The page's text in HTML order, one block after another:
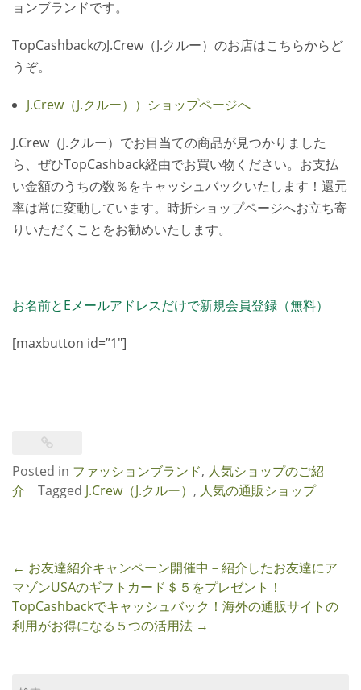
ョンブランドです。
TopCashbackのJ.Crew（J.クルー）のお店はこちらからど
うぞ。
J.Crew（J.クルー））ショップページへ
J.Crew（J.クルー）でお目当ての商品が見つかりました
ら、ぜひTopCashback経由でお買い物ください。お支払
い金額のうちの数％をキャッシュバックいたします！還元
率は常に変動しています。時折ショップページへお立ち寄
りいただくことをお勧めいたします。
お名前とEメールアドレスだけで新規会員登録（無料）
[maxbutton id=”1″]
Posted in ファッションブランド, 人気ショップのご紹
介
Tagged J.Crew（J.クルー） , 人気の通販ショップ
Post
navigation
← お友達紹介キャンペーン開催中－紹介したお友達にア
マゾンUSAのギフトカード＄５をプレゼント！
TopCashbackでキャッシュバック！海外の通販サイトの
利用がお得になる５つの活用法 →